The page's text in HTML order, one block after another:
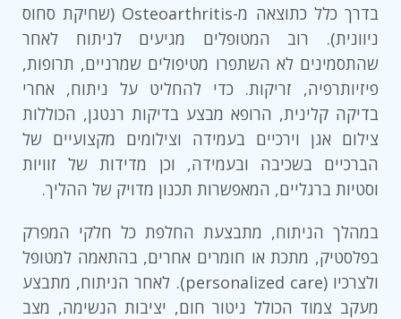
בדרך כלל כתוצאה מ-Osteoarthritis (שחיקת סחוס
ניוונית). רוב המטופלים מגיעים לניתוח לאחר
שהתסמינים לא השתפרו מטיפולים שמרניים, תרופות,
פיזיותרפיה, זריקות. כדי להחליט על ניתוח, אחרי
בדיקה קלינית, הרופא מבצע בדיקות רנטגן, הכוללות
צילום אגן וירכיים בעמידה וצילומים מקצועיים של
הברכיים בשכיבה ובעמידה, וכן מדידות של זוויות
וסטיות ברגליים, המאפשרות תכנון מדויק של ההליך.
במהלך הניתוח, מתבצעת החלפת כל חלקי המפרק
בפלסטיק, מתכת או חומרים אחרים, בהתאמה למטופל
ולצרכיו (personalized care). לאחר הניתוח, מתבצע
מעקב צמוד הכולל ניטור חום, יציבות הנשימה, מצב